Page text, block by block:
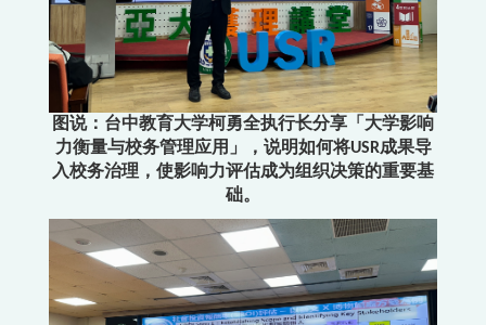
图说：台中教育大学柯勇全执行长分享「大学影响
力衡量与校务管理应用」，说明如何将USR成果导
入校务治理，使影响力评估成为组织决策的重要基
础。